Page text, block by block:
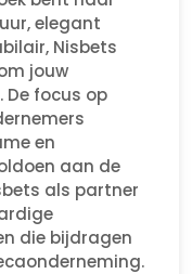
elegant
Nisbets
jouw
focus op
en
aan de
als partner
die bijdragen